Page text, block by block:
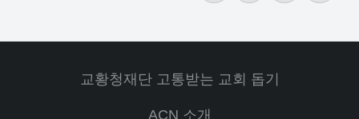
교황청재단 고통받는 교회 돕기
ACN 소개